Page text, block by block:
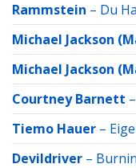
Rammstein – Du
Michael Jackson
Michael Jackson
Courtney Barnett –
Tiemo Hauer –
Devildriver –